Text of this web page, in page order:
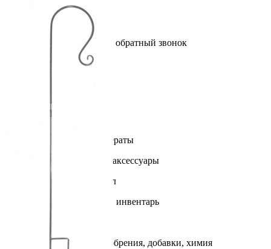
Выберите город
Заказать обратный звонок
Грунты
Газонные травы, сидераты
Горшки, рассадники, аксессуары
Посадочный материал
Садовый инструмент, инвентарь
Средства защиты, удобрения, добавки, химия